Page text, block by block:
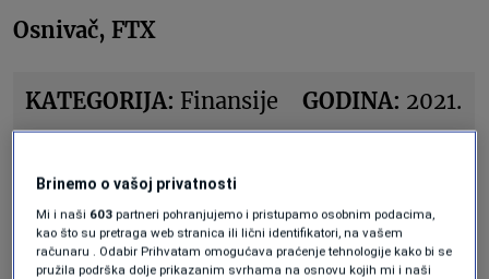
Osnivač, FTX
KATEGORIJA: Finansije GODINA: 2021.
vrijednostFTX-a na 40 milijardi dolara.
Manje od dvije godine kasnije,Sam
Bankman-Friedosuđen je po sedam
Brinemo o vašoj privatnosti
Mi i naši 603 partneri pohranjujemo i pristupamo osobnim podacima,
kao što su pretraga web stranica ili lični identifikatori, na vašem
računaru . Odabir Prihvatam omogućava praćenje tehnologije kako bi se
pružila podrška dolje prikazanim svrhama na osnovu kojih mi i naši